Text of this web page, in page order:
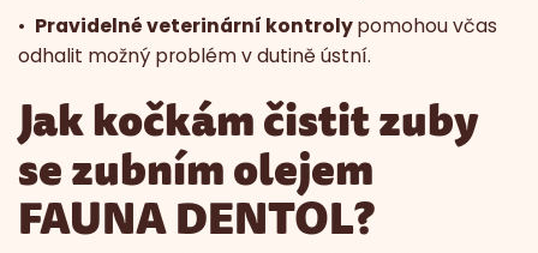
• Pravidelné veterinární kontrolypomohou včas
odhalit možný problém v dutině ústní.
Jak kočkám čistit zuby
se zubním olejem
FAUNA DENTOL?